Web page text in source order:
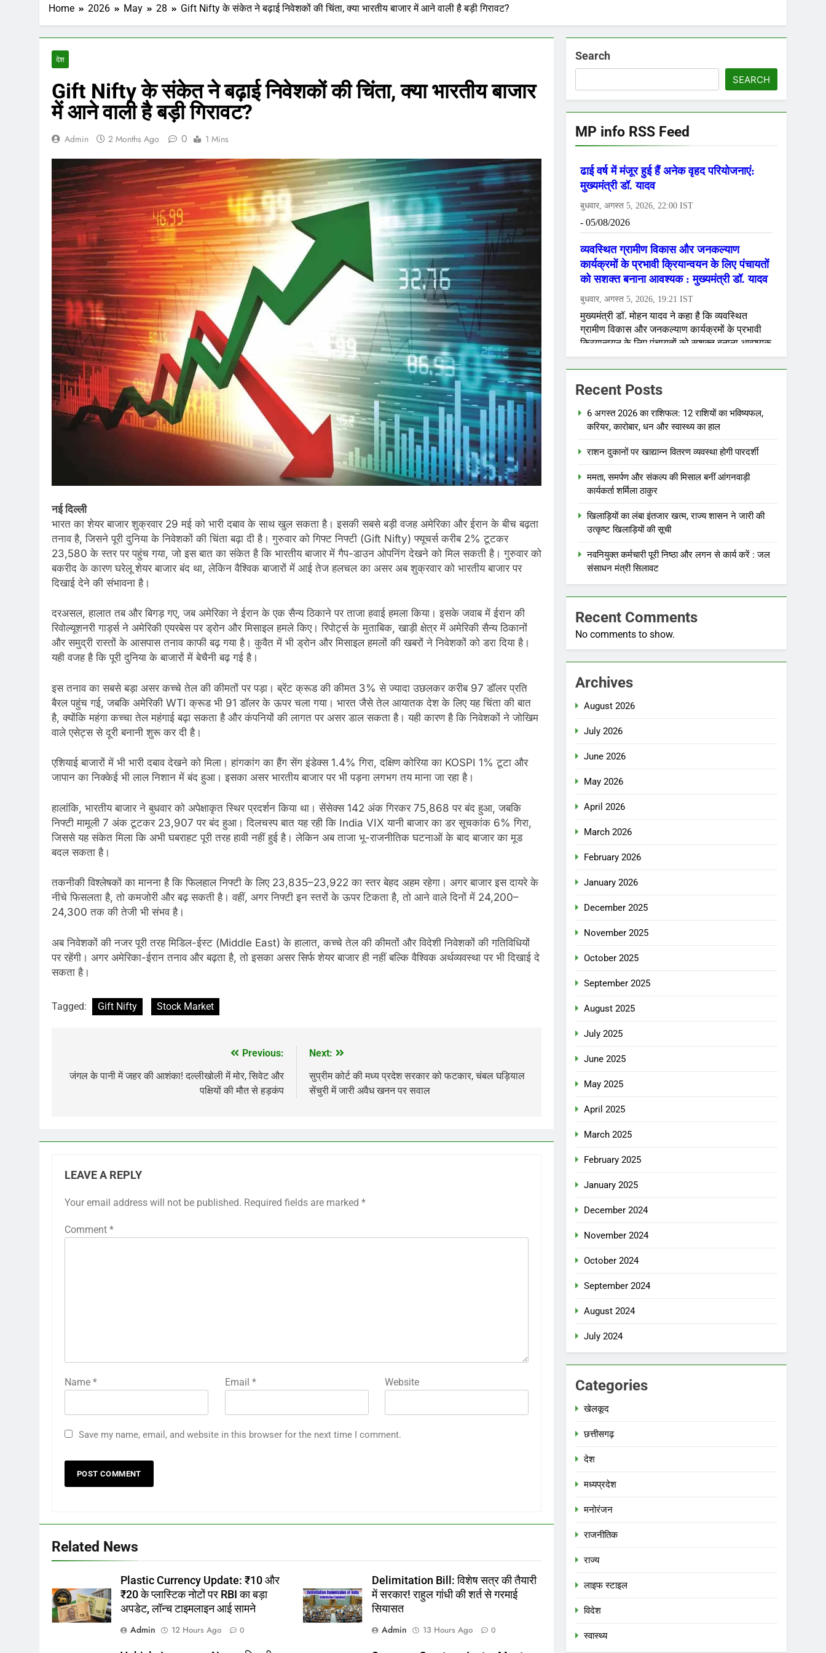
Home 2026 May 28 Gift Nifty के संकेत ने बढ़ाई निवेशकों की चिंता, क्या भारतीय बाजार में आने वाली है बड़ी गिरावट?
देश
Gift Nifty के संकेत ने बढ़ाई निवेशकों की चिंता, क्या भारतीय बाजार
में आने वाली है बड़ी गिरावट?
Admin 2 Months Ago 0 1 Mins
नई दिल्ली
भारत का शेयर बाजार शुक्रवार 29 मई को भारी दबाव के साथ खुल सकता है। इसकी सबसे बड़ी वजह अमेरिका और ईरान के बीच बढ़ता
तनाव है, जिसने पूरी दुनिया के निवेशकों की चिंता बढ़ा दी है। गुरुवार को गिफ्ट निफ्टी (Gift Nifty) फ्यूचर्स करीब 2% टूटकर
23,580 के स्तर पर पहुंच गया, जो इस बात का संकेत है कि भारतीय बाजार में गैप-डाउन ओपनिंग देखने को मिल सकती है। गुरुवार को
बकरीद के कारण घरेलू शेयर बाजार बंद था, लेकिन वैश्विक बाजारों में आई तेज हलचल का असर अब शुक्रवार को भारतीय बाजार पर
दिखाई देने की संभावना है।
दरअसल, हालात तब और बिगड़ गए, जब अमेरिका ने ईरान के एक सैन्य ठिकाने पर ताजा हवाई हमला किया। इसके जवाब में ईरान की
रिवोल्यूशनरी गार्ड्स ने अमेरिकी एयरबेस पर ड्रोन और मिसाइल हमले किए। रिपोर्ट्स के मुताबिक, खाड़ी क्षेत्र में अमेरिकी सैन्य ठिकानों
और समुद्री रास्तों के आसपास तनाव काफी बढ़ गया है। कुवैत में भी ड्रोन और मिसाइल हमलों की खबरों ने निवेशकों को डरा दिया है।
यही वजह है कि पूरी दुनिया के बाजारों में बेचैनी बढ़ गई है।
इस तनाव का सबसे बड़ा असर कच्चे तेल की कीमतों पर पड़ा। ब्रेंट क्रूड की कीमत 3% से ज्यादा उछलकर करीब 97 डॉलर प्रति
बैरल पहुंच गई, जबकि अमेरिकी WTI क्रूड भी 91 डॉलर के ऊपर चला गया। भारत जैसे तेल आयातक देश के लिए यह चिंता की बात
है, क्योंकि महंगा कच्चा तेल महंगाई बढ़ा सकता है और कंपनियों की लागत पर असर डाल सकता है। यही कारण है कि निवेशकों ने जोखिम
वाले एसेट्स से दूरी बनानी शुरू कर दी है।
एशियाई बाजारों में भी भारी दबाव देखने को मिला। हांगकांग का हैंग सेंग इंडेक्स 1.4% गिरा, दक्षिण कोरिया का KOSPI 1% टूटा और
जापान का निक्केई भी लाल निशान में बंद हुआ। इसका असर भारतीय बाजार पर भी पड़ना लगभग तय माना जा रहा है।
हालांकि, भारतीय बाजार ने बुधवार को अपेक्षाकृत स्थिर प्रदर्शन किया था। सेंसेक्स 142 अंक गिरकर 75,868 पर बंद हुआ, जबकि
निफ्टी मामूली 7 अंक टूटकर 23,907 पर बंद हुआ। दिलचस्प बात यह रही कि India VIX यानी बाजार का डर सूचकांक 6% गिरा,
जिससे यह संकेत मिला कि अभी घबराहट पूरी तरह हावी नहीं हुई है। लेकिन अब ताजा भू-राजनीतिक घटनाओं के बाद बाजार का मूड
बदल सकता है।
तकनीकी विश्लेषकों का मानना है कि फिलहाल निफ्टी के लिए 23,835–23,922 का स्तर बेहद अहम रहेगा। अगर बाजार इस दायरे के
नीचे फिसलता है, तो कमजोरी और बढ़ सकती है। वहीं, अगर निफ्टी इन स्तरों के ऊपर टिकता है, तो आने वाले दिनों में 24,200–
24,300 तक की तेजी भी संभव है।
अब निवेशकों की नजर पूरी तरह मिडिल-ईस्ट (Middle East) के हालात, कच्चे तेल की कीमतों और विदेशी निवेशकों की गतिविधियों
पर रहेंगी। अगर अमेरिका-ईरान तनाव और बढ़ता है, तो इसका असर सिर्फ शेयर बाजार ही नहीं बल्कि वैश्विक अर्थव्यवस्था पर भी दिखाई दे
सकता है।
Tagged: Gift Nifty Stock Market
navigation
Previous:
जंगल के पानी में जहर की आशंका! दल्लीखोली में मोर, सिवेट और
पक्षियों की मौत से हड़कंप
Next:
सुप्रीम कोर्ट की मध्य प्रदेश सरकार को फटकार, चंबल घड़ियाल
सेंचुरी में जारी अवैध खनन पर सवाल
LEAVE A REPLY
Your email address will not be published. Required fields are marked *
Comment *
Name * Email * Website
Save my name, email, and website in this browser for the next time I comment.
Related News
Plastic Currency Update: ₹10 और
₹20 के प्लास्टिक नोटों पर RBI का बड़ा
अपडेट, लॉन्च टाइमलाइन आई सामने
Admin
12 Hours Ago 0
Delimitation Bill: विशेष सत्र की तैयारी
में सरकार! राहुल गांधी की शर्त से गरमाई
सियासत
Admin
13 Hours Ago 0
Search
SEARCH
MP info RSS Feed
Recent Posts
6 अगस्त 2026 का राशिफल: 12 राशियों का भविष्यफल,
करियर, कारोबार, धन और स्वास्थ्य का हाल
राशन दुकानों पर खाद्यान्न वितरण व्यवस्था होगी पारदर्शी
ममता, समर्पण और संकल्प की मिसाल बनीं आंगनवाड़ी
कार्यकर्ता शर्मिला ठाकुर
खिलाड़ियों का लंबा इंतजार खत्म, राज्य शासन ने जारी की
उत्कृष्ट खिलाड़ियों की सूची
नवनियुक्त कर्मचारी पूरी निष्ठा और लगन से कार्य करें : जल
संसाधन मंत्री सिलावट
Recent Comments
No comments to show.
Archives
August 2026
July 2026
June 2026
May 2026
April 2026
March 2026
February 2026
January 2026
December 2025
November 2025
October 2025
September 2025
August 2025
July 2025
June 2025
May 2025
April 2025
March 2025
February 2025
January 2025
December 2024
November 2024
October 2024
September 2024
August 2024
July 2024
Categories
खेलकूद
छत्तीसगढ़
देश
मध्‍यप्रदेश
मनोरंजन
राजनीतिक
राज्य
लाइफ स्टाइल
विदेश
स्‍वास्‍थ्‍य